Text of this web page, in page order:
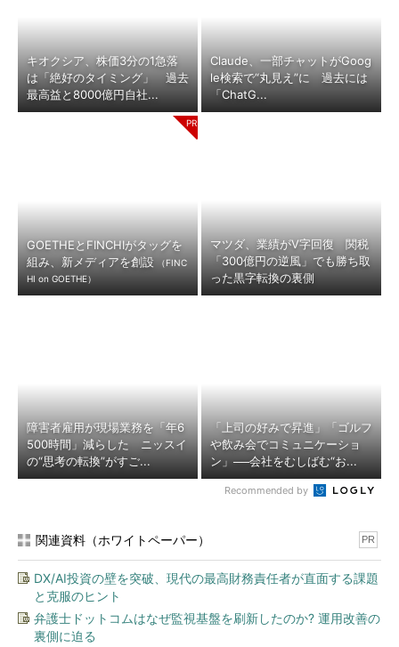
キオクシア、株価3分の1急落
は「絶好のタイミング」 過去
最高益と8000億円自社...
Claude、一部チャットがGoog
le検索で“丸見え”に 過去には
「ChatG...
GOETHEとFINCHIがタッグを
組み、新メディアを創設
（FINC
HI on GOETHE）
マツダ、業績がV字回復 関税
「300億円の逆風」でも勝ち取
った黒字転換の裏側
障害者雇用が現場業務を「年6
500時間」減らした ニッスイ
の“思考の転換”がすご...
「上司の好みで昇進」「ゴルフ
や飲み会でコミュニケーショ
ン」──会社をむしばむ“お...
Recommended by
関連資料（ホワイトペーパー） PR
DX/AI投資の壁を突破、現代の最高財務責任者が直面する課題
と克服のヒント
弁護士ドットコムはなぜ監視基盤を刷新したのか? 運用改善の
裏側に迫る